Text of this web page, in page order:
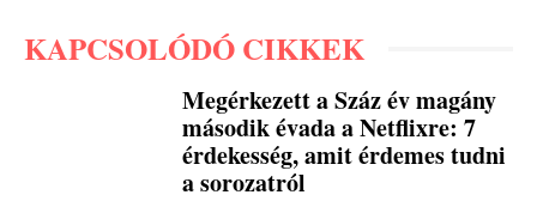
KAPCSOLÓDÓ CIKKEK
Megérkezett a Száz év magány
második évada a Netflixre: 7
érdekesség, amit érdemes tudni
a sorozatról